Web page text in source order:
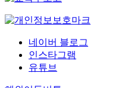
네이버 블로그
인스타그램
유튜브